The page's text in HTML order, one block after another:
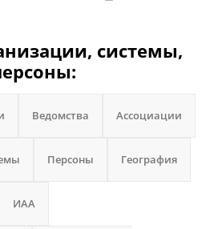
системы,
Ведомства Ассоциации
Персоны География
ИАА